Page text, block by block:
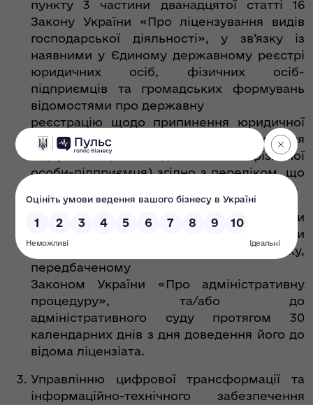
пункту 3 частини дванадцятої статті 16
Закону України «Про ліцензування видів
господарської діяльності», у зв’язку із
наявними у Єдиному державному реєстрі
юридичних осіб, фізичних осіб-
підприємців та громадських формувань
відомостями про державну
реєстрацію щодо припинення юридичної
особи (державну реєстрацію припинення
підприємницької діяльності фізичної
особи-підприємця) згідно з переліком, що
Рішення органу ліцензування може бути
оскаржено до Експертно-апеляційної ради
з питань ліцензування у порядку,
передбаченому
Законом України «Про адміністративну
процедуру», та/або до
адміністративного суду протягом 30
календарних днів з дня доведення його до
відома ліцензіата.
Управлінню цифрової трансформації та
інформаційно-технічного забезпечення